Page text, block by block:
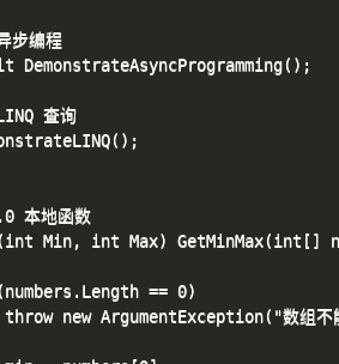
步编程
DemonstrateAsyncProgramming();
查询
本地函数
Min, int Max) GetMinMax(int[]
== 0)
new ArgumentException("数组不